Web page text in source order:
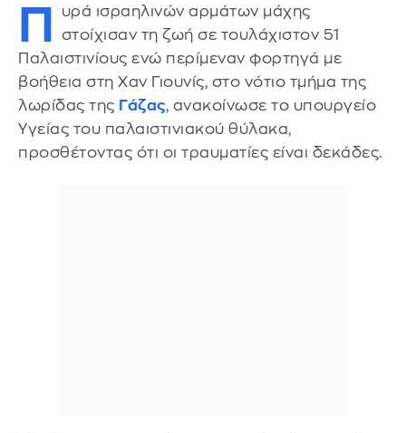
Π
υρά ισραηλινών αρμάτων μάχης
στοίχισαν τη ζωή σε τουλάχιστον 51
Παλαιστινίους ενώ περίμεναν φορτηγά με
βοήθεια στη Χαν Γιουνίς, στο νότιο τμήμα της
λωρίδας της Γάζας, ανακοίνωσε το υπουργείο
Υγείας του παλαιστινιακού θύλακα,
προσθέτοντας ότι οι τραυματίες είναι δεκάδες.